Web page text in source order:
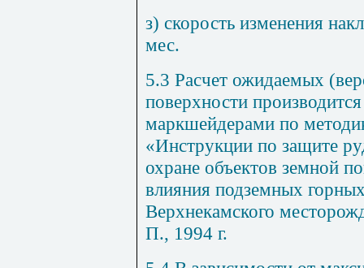
з) скорость изменения
мес.
5.3 Расчет ожидаемых
поверхности
маркшейдерами по
«Инструкции по защите
охране объектов земной
влияния подземных
Верхнекамского
П., 1994 г.